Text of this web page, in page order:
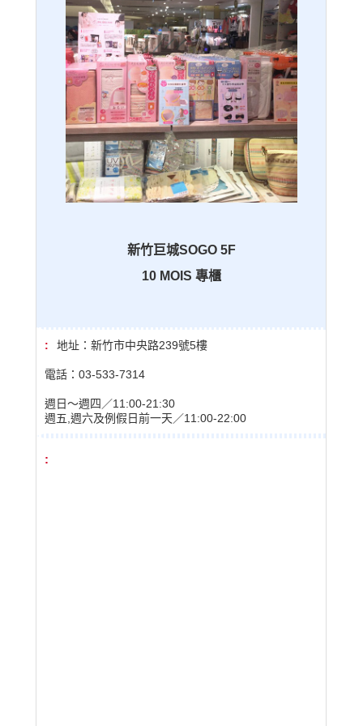
新竹巨城SOGO 5F
10 MOIS 專櫃
地址：新竹市中央路239號5樓
電話：03-533-7314
週日〜週四／11:00-21:30
週五,週六及例假日前一天／11:00-22:00